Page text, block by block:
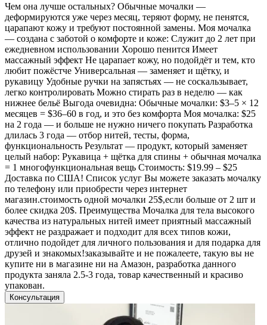
Чем она лучше остальных? Обычные мочалки —
деформируются уже через месяц, теряют форму, не пенятся,
царапают кожу и требуют постоянной замены. Моя мочалка
— создана с заботой о комфорте и коже: Служит до 2 лет при
ежедневном использовании Хорошо пенится Имеет
массажный эффект Не царапает кожу, но подойдёт и тем, кто
любит пожёстче Универсальная — заменяет и щётку, и
рукавицу Удобные ручки на запястьях — не соскальзывает,
легко контролировать Можно стирать раз в неделю — как
нижнее бельё Выгода очевидна: Обычные мочалки: $3–5 × 12
месяцев = $36–60 в год, и это без комфорта Моя мочалка: $25
на 2 года — и больше не нужно ничего покупать Разработка
длилась 3 года — отбор нитей, тесты, форма,
функциональность Результат — продукт, который заменяет
целый набор: Рукавица + щётка для спины + обычная мочалка
= 1 многофункциональная вещь Стоимость: $19.99 – $25
Доставка по США! Список услуг Вы можете заказать мочалку
по телефону или приобрести через интернет
магазин.стоимость одной мочалки 25$,если больше от 2 шт и
более скидка 20$. Преимущества Мочалка для тела высокого
качества из натуральных нитей имеет приятный массажный
эффект не раздражает и подходит для всех типов кожи,
отлично подойдет для личного пользования и для подарка для
друзей и знакомых!заказывайте и не пожалеете, такую вы не
купите ни в магазине ни на Амазон, разработка данного
продукта заняла 2.5-3 года, товар качественный и красиво
упакован.
Консультация